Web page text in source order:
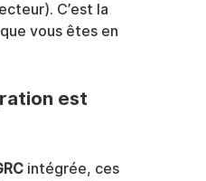
C’est la
vous êtes en
est
intégrée, ces